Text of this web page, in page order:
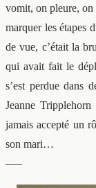
vomit, on pleure, on
marquer les étapes
de vue, c’était la
qui avait fait le
s’est perdue dans
Jeanne
jamais accepté un
son mari…
—–